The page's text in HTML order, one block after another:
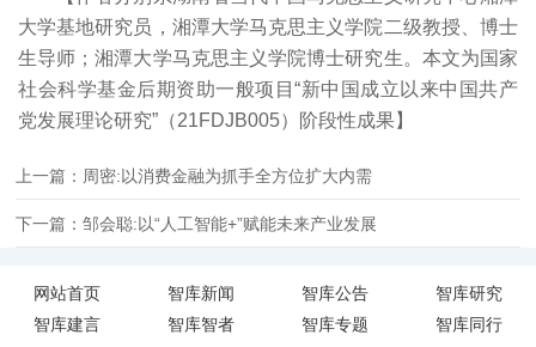
大学基地研究员，湘潭大学马克思主义学院二级教授、博士
生导师；湘潭大学马克思主义学院博士研究生。本文为国家
社会科学基金后期资助一般项目“新中国成立以来中国共产
党发展理论研究”（21FDJB005）阶段性成果】
上一篇：周密:以消费金融为抓手全方位扩大内需
下一篇：邹会聪:以“人工智能+”赋能未来产业发展
网站首页 智库新闻 智库公告
智库研究
智库建言
智库智者 智库专题 智库同行